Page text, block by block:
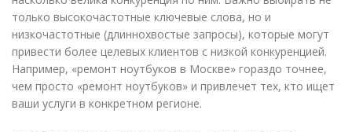
только высокочастотные ключевые слова, но и
низкочастотные (длиннохвостые запросы), которые могут
привести более целевых клиентов с низкой конкуренцией.
Например, «ремонт ноутбуков в Москве» гораздо точнее,
чем просто «ремонт ноутбуков» и привлечет тех, кто ищет
ваши услуги в конкретном регионе.